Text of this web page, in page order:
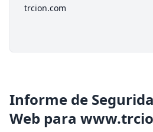
trcion.com
Informe de
Web para